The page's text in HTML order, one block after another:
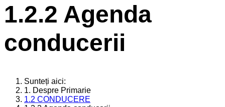
1.2.2 Agenda
conducerii
Sunteți aici:
1. Despre Primarie
1.2 CONDUCERE